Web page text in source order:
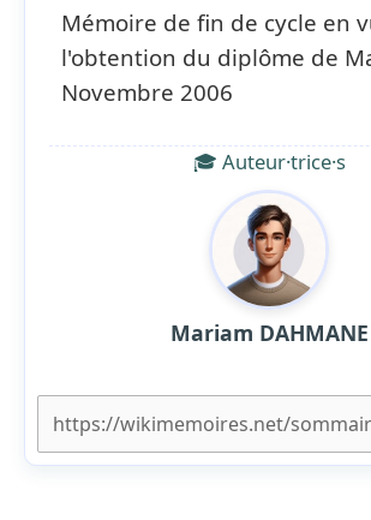
Mémoire de fin de cycle en
l'obtention du diplôme de
Novembre 2006
🎓 Auteur·trice·s
Mariam DAHMANE